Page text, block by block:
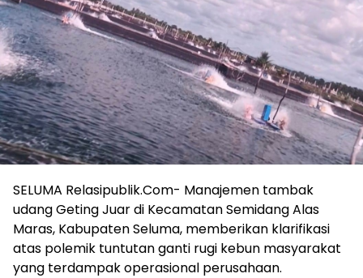
SELUMA Relasipublik.Com- Manajemen tambak
udang Geting Juar di Kecamatan Semidang Alas
Maras, Kabupaten Seluma, memberikan klarifikasi
atas polemik tuntutan ganti rugi kebun masyarakat
yang terdampak operasional perusahaan.